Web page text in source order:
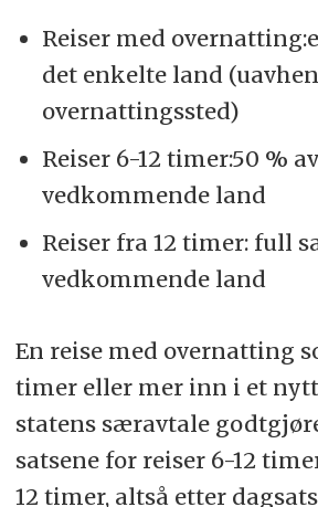
Reiser med
det enkelte land
overnattingssted)
Reiser 6-12 timer:50 %
vedkommende land
Reiser fra 12 timer: full
vedkommende land
En reise med overnatting
timer eller mer inn i et
statens særavtale
satsene for reiser 6-12
12 timer, altså etter